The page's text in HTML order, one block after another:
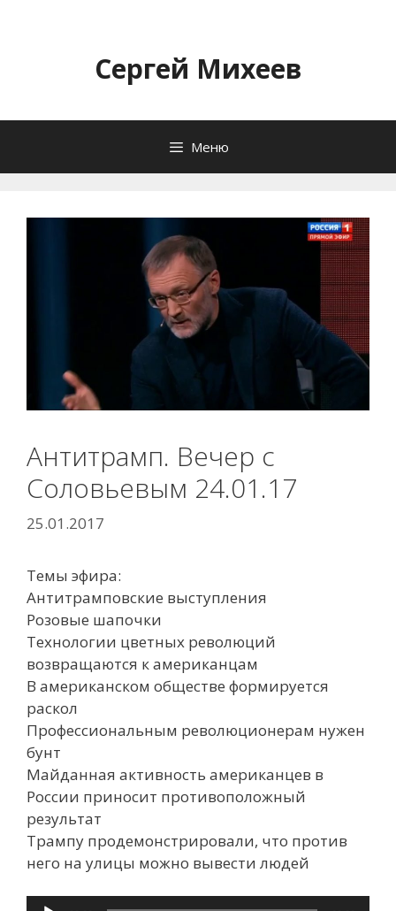
содержимомуСергей Михеев
Меню
Антитрамп. Вечер с
Соловьевым 24.01.17
25.01.2017
Темы эфира:
Антитрамповские выступления
Розовые шапочки
Технологии цветных революций
возвращаются к американцам
В американском обществе формируется
раскол
Профессиональным революционерам нужен
бунт
Майданная активность американцев в
России приносит противоположный
результат
Трампу продемонстрировали, что против
него на улицы можно вывести людей
Аудиоплеер